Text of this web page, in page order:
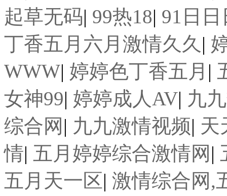
起草无码| 99热18| 91日日
丁香五月六月激情久久 |
WWW| 婷婷色丁香五月 |
女神99| 婷婷成人AV| 九
综合网 | 九九激情视频| 天
情| 五月婷婷综合激情网 |
五月天一区| 激情综合网,